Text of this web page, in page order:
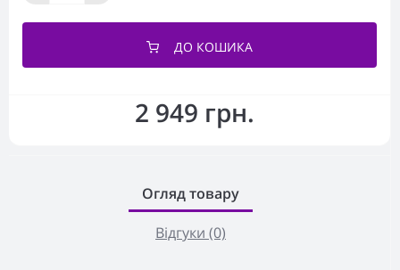
2 949 грн.
ДО КОШИКА
Огляд товару
Відгуки (0)